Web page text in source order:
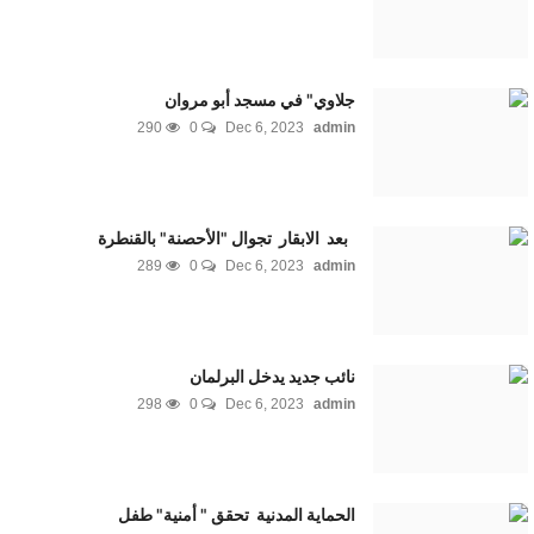
جلاوي" في مسجد أبو مروان
admin
Dec 6, 2023
0
290
بعد الابقار تجوال "الأحصنة" بالقنطرة
admin
Dec 6, 2023
0
289
نائب جديد يدخل البرلمان
admin
Dec 6, 2023
0
298
الحماية المدنية تحقق " أمنية" طفل